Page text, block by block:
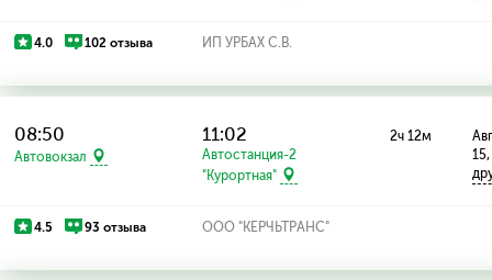
4.0 102 отзыва ИП УРБАХ С.В.
08:50
Автовокзал
11:02
Автостанция-2
"Курортная"
2ч 12м
4.5 93 отзыва ООО "КЕРЧЬТРАНС"